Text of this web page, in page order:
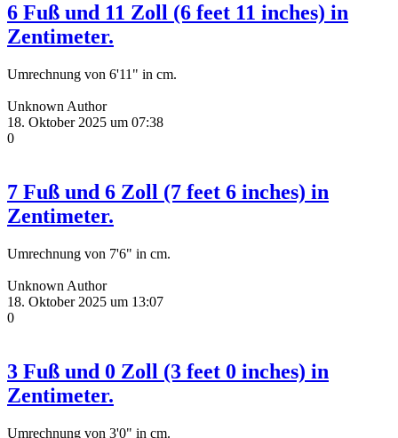
6 Fuß und 11 Zoll (6 feet 11 inches) in
Zentimeter.
Umrechnung von 6'11" in cm.
Unknown Author
18. Oktober 2025 um 07:38
0
7 Fuß und 6 Zoll (7 feet 6 inches) in
Zentimeter.
Umrechnung von 7'6" in cm.
Unknown Author
18. Oktober 2025 um 13:07
0
3 Fuß und 0 Zoll (3 feet 0 inches) in
Zentimeter.
Umrechnung von 3'0" in cm.